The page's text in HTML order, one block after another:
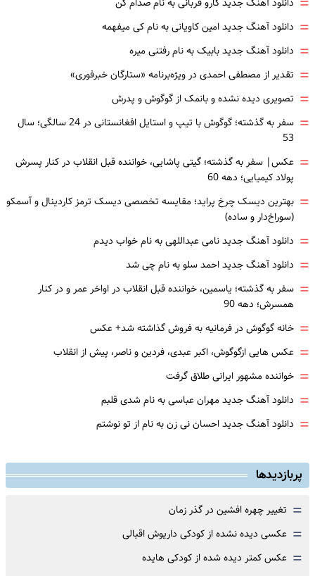
= دانلود آهنگ جدید امین کاویانی به نام کی میفهمه
= دانلود آهنگ جدید بابیک به نام رفتنی میره
= تقدیر از مصطفی احمدی در ویژه‌برنامه «ستارگان خبرفوری»
= تصویری دیده نشده و بانمک از گوگوش و پدرش
=
سفر به گذشته؛ گوگوش با تیپ و استایل افغانستانی در 24 سالگی؛ سال
53
= عکس| سفر به گذشته؛ گیتی پاشایی، خواننده قبل انقلاب در کنار پسرش
پولاد کیمیایی؛ دهه 60
= بهترین دیسک چرخ پراید؛ مقایسه تخصصی دیسک ترمز کاردینال و آسمکو
(سوراخ‌دار و ساده)
= دانلود آهنگ جدید نامی عبداللهی به نام خواب دیدم
= دانلود آهنگ جدید احمد سلو به نام چی شد
= سفر به گذشته؛ یاسمین، خواننده قبل انقلاب در اواخر عمر و در کنار
همسرش؛ دهه 90
= خانه گوگوش در فرمانیه به فروش گذاشته شد+ عکس
= عکس هایی ازگوگوش، اکبر عبدی، فردین و ناصر، پیش از انقلاب
= خواننده مشهور ایرانی طلاق گرفت
= دانلود آهنگ جدید مهران عباسی به نام شدی قلبم
= دانلود آهنگ جدید احسان نی زن به نام از تو نوشتم
پربازدیدها
= تغییر چهره افشین در گذر زمان
= عکسی دیده نشده از کودکی داریوش اقبالی
= عکس کمتر دیده شده از کودکی هایده